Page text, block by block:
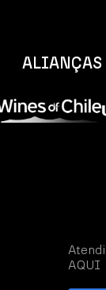
ALIANÇAS
AQUI